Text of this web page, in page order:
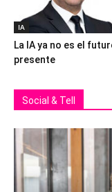
IA
La IA ya no es el
presente
Social & Tell